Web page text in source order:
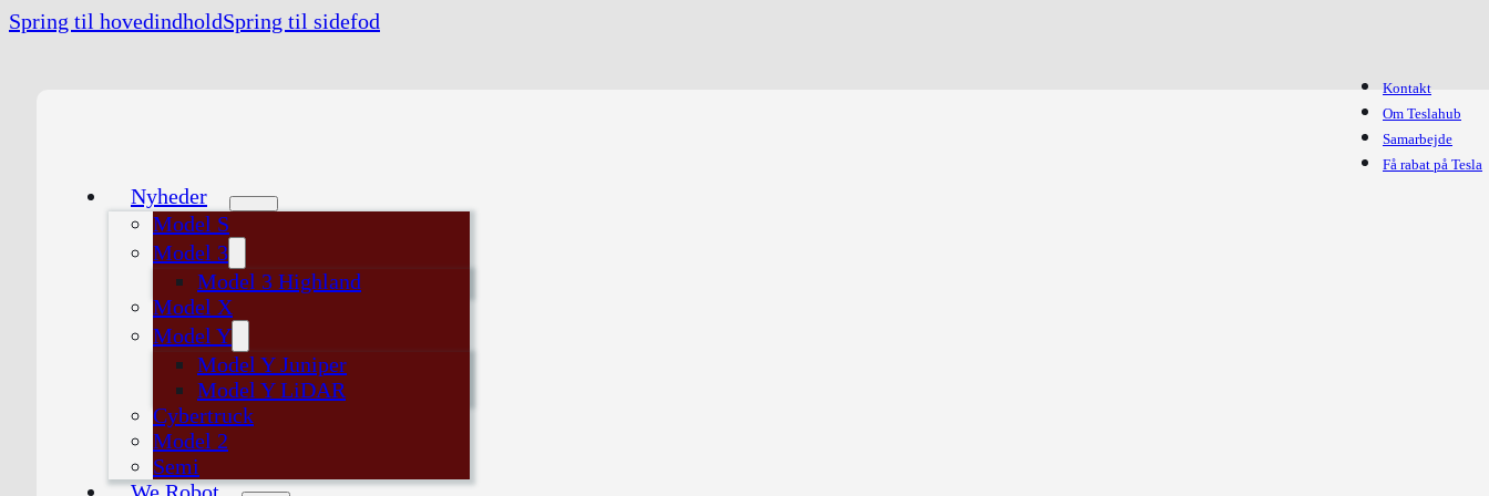
Spring til hovedindholdSpring til sidefod
Kontakt
Om Teslahub
Samarbejde
Få rabat på Tesla
Nyheder
Model S
Model 3
Model 3 Highland
Model X
Model Y
Model Y Juniper
Model Y LiDAR
Cybertruck
Model 2
Semi